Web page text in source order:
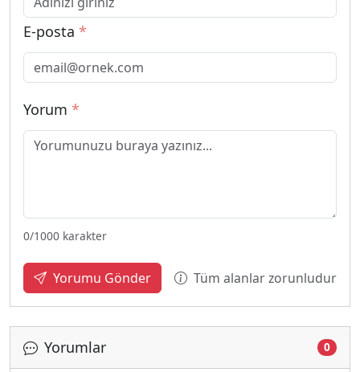
E-posta *
Yorum *
0/1000 karakter
Yorumu Gönder Tüm alanlar zorunludur
Yorumlar 0